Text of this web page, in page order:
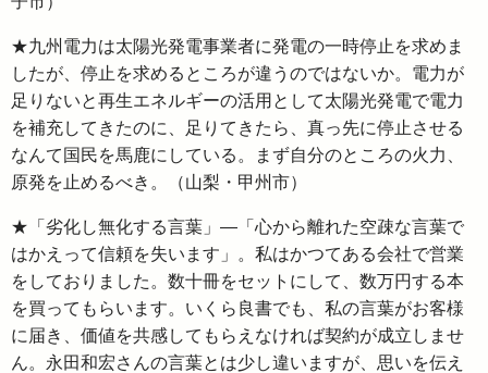
★九州電力は太陽光発電事業者に発電の一時停止を求めま
したが、停止を求めるところが違うのではないか。電力が
足りないと再生エネルギーの活用として太陽光発電で電力
を補充してきたのに、足りてきたら、真っ先に停止させる
なんて国民を馬鹿にしている。まず自分のところの火力、
原発を止めるべき。（山梨・甲州市）
★「劣化し無化する言葉」―「心から離れた空疎な言葉で
はかえって信頼を失います」。私はかつてある会社で営業
をしておりました。数十冊をセットにして、数万円する本
を買ってもらいます。いくら良書でも、私の言葉がお客様
に届き、価値を共感してもらえなければ契約が成立しませ
ん。永田和宏さんの言葉とは少し違いますが、思いを伝え